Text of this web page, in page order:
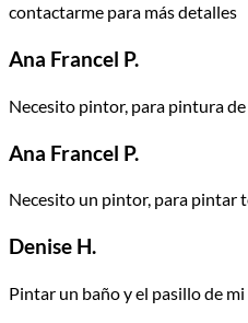
contactarme para más detalles
Ana Francel P.
Necesito pintor, para pintura
Ana Francel P.
Necesito un pintor, para pintar
Denise H.
Pintar un baño y el pasillo de